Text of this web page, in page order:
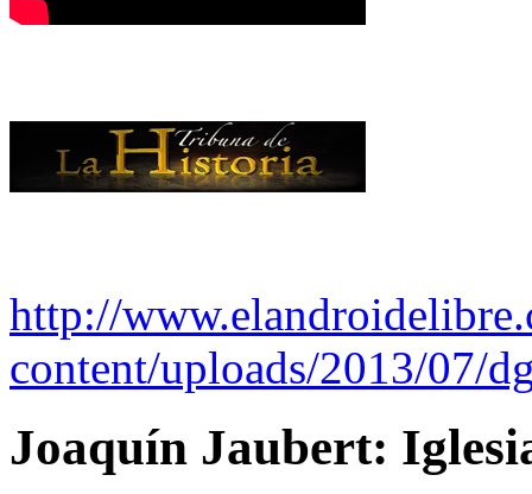
http://
content/uploads/2013/07/
Joaquín Jaubert: